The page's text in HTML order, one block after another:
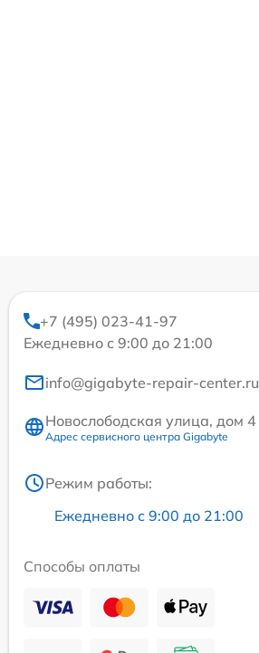
+7 (495) 023-41-97
Ежедневно с 9:00 до 21:00
info@gigabyte-repair-center.ru
Новослободская улица, дом 4
Адрес сервисного центра Gigabyte
Режим работы:
Ежедневно с 9:00 до 21:00
Способы оплаты